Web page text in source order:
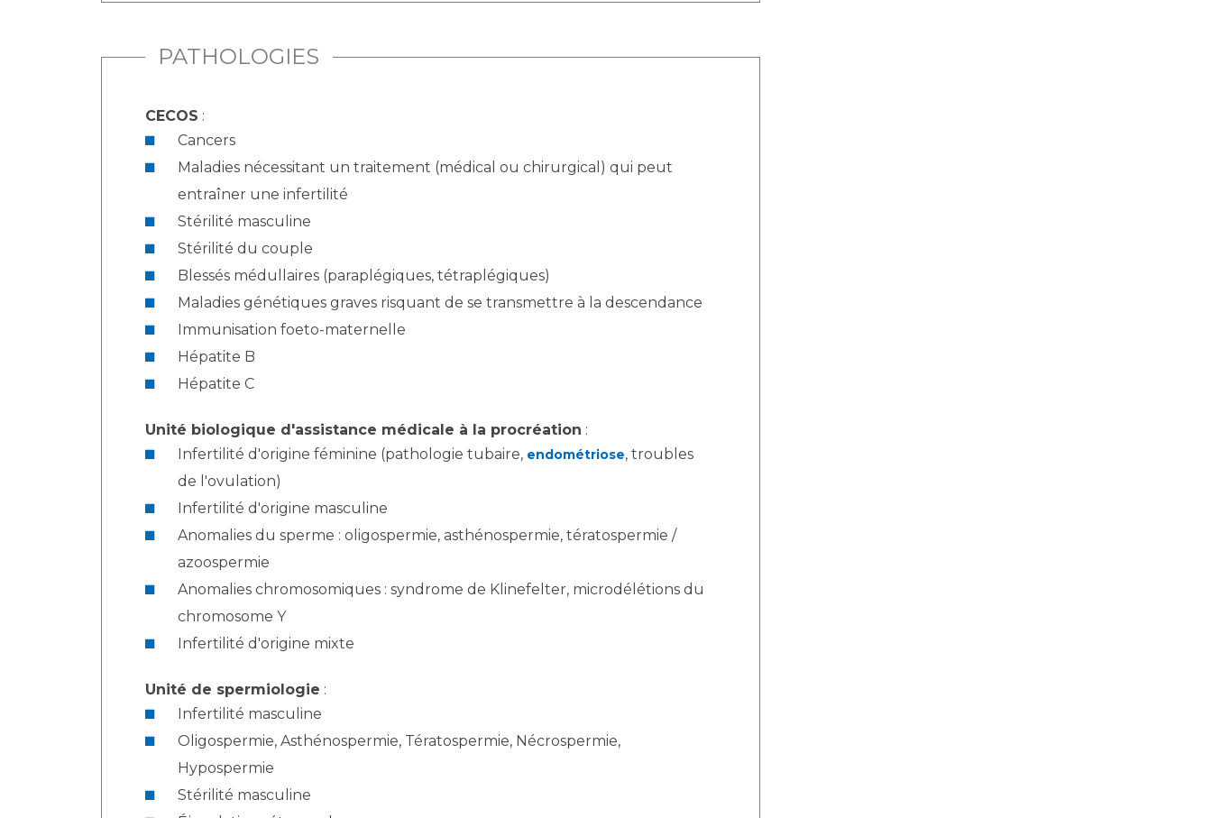
PATHOLOGIES
CECOS :
Cancers
Maladies nécessitant un traitement (médical ou chirurgical) qui peut
entraîner une infertilité
Stérilité masculine
Stérilité du couple
Blessés médullaires (paraplégiques, tétraplégiques)
Maladies génétiques graves risquant de se transmettre à la descendance
Immunisation foeto-maternelle
Hépatite B
Hépatite C
Unité biologique d'assistance médicale à la procréation :
Infertilité d'origine féminine (pathologie tubaire, endométriose, troubles
de l'ovulation)
Infertilité d'origine masculine
Anomalies du sperme : oligospermie, asthénospermie, tératospermie /
azoospermie
Anomalies chromosomiques : syndrome de Klinefelter, microdélétions du
chromosome Y
Infertilité d'origine mixte
Unité de spermiologie :
Infertilité masculine
Oligospermie, Asthénospermie, Tératospermie, Nécrospermie,
Hypospermie
Stérilité masculine